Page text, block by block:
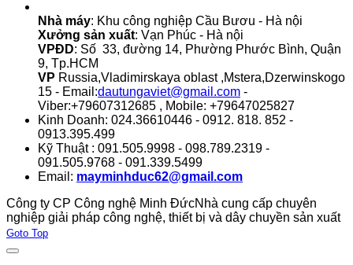
Nhà máy: Khu công nghiệp Cầu Bươu - Hà nội
Xưởng sản xuất: Vạn Phúc - Hà nội
VPĐD: Số 33, đường 14, Phường Phước Bình, Quận
9, Tp.HCM
VP Russia,Vladimirskaya oblast ,Mstera,Dzerwinskogo
15 - Email:dautungaviet@gmail.com -
Viber:+79607312685 , Mobile: +79647025827
Kinh Doanh: 024.36610446 - 0912. 818. 852 -
0913.395.499
Kỹ Thuật : 091.505.9998 - 098.789.2319 -
091.505.9768 - 091.339.5499
Email: mayminhduc62@gmail.com
Công ty CP Công nghệ Minh ĐứcNhà cung cấp chuyên
nghiệp giải pháp công nghệ, thiết bị và dây chuyền sản xuất
Joomla! 3 Templates
Goto Top